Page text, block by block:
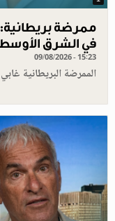
ممرضة
في الشرق
09/08/2026 - 15:23
الممرضة البريطانية